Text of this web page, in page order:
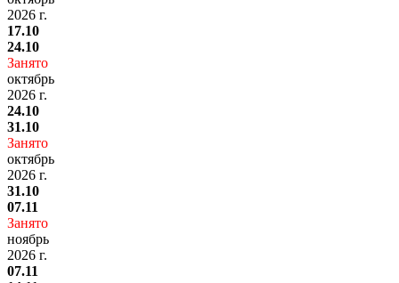
2026 г.
17.10
24.10
Занято
октябрь
2026 г.
24.10
31.10
Занято
октябрь
2026 г.
31.10
07.11
Занято
ноябрь
2026 г.
07.11